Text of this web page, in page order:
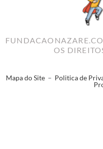
OS
Mapa do Site – Politica de